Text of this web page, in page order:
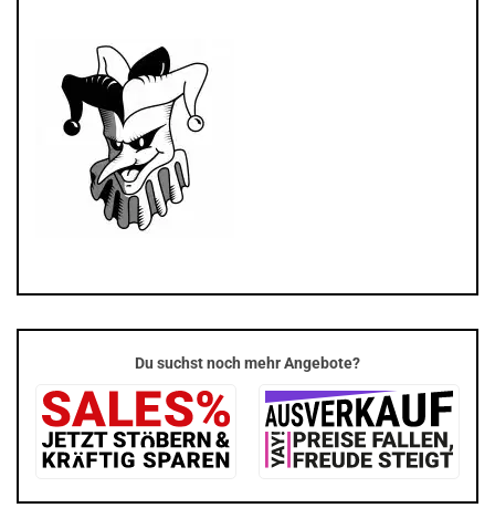
Du suchst noch mehr Angebote?